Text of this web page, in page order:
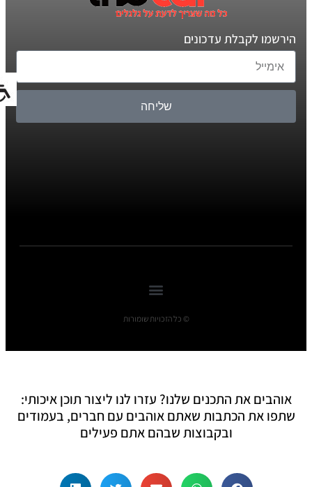
הירשמו לקבלת עדכונים
שליחה
© כל הזכויות שומורות
אוהבים את התכנים שלנו? עזרו לנו ליצור תוכן איכותי:
שתפו את הכתבות שאתם אוהבים עם חברים, בעמודים
ובקבוצות שבהם אתם פעילים